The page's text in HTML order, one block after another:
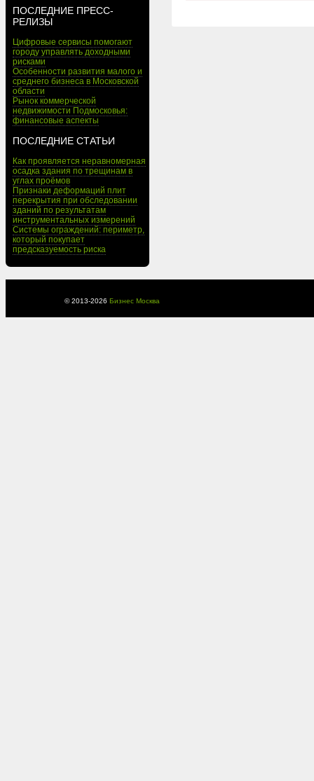
ПОСЛЕДНИЕ ПРЕСС-
РЕЛИЗЫ
Цифровые сервисы помогают
городу управлять доходными
рисками
Особенности развития малого и
среднего бизнеса в Московской
области
Рынок коммерческой
недвижимости Подмосковья:
финансовые аспекты
ПОСЛЕДНИЕ СТАТЬИ
Как проявляется неравномерная
осадка здания по трещинам в
углах проёмов
Признаки деформаций плит
перекрытия при обследовании
зданий по результатам
инструментальных измерений
Системы ограждений: периметр,
который покупает
предсказуемость риска
© 2013-2026 Бизнес Москва